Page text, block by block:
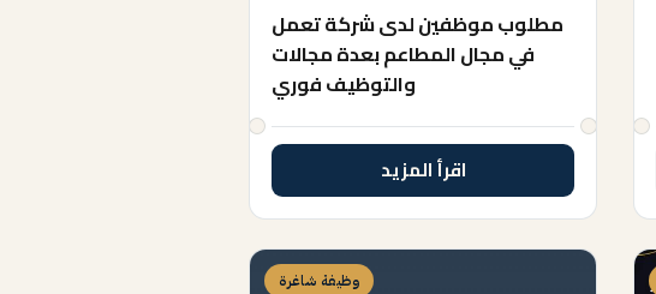
مطلوب موظفين لدى شركة تعمل
في مجال المطاعم بعدة مجالات
والتوظيف فوري
اقرأ المزيد
وظيفة شاغرة